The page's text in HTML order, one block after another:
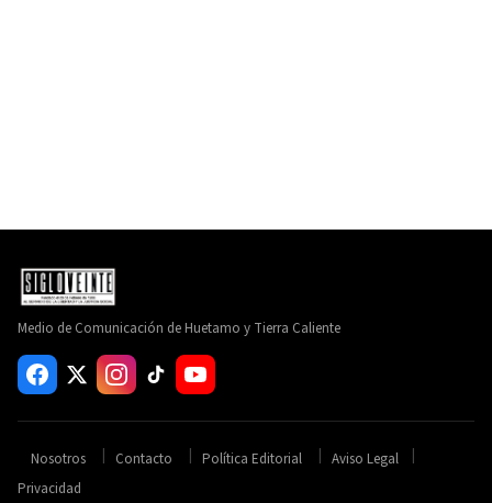
Medio de Comunicación de Huetamo y Tierra Caliente
Nosotros Contacto Política Editorial
Aviso Legal
Privacidad